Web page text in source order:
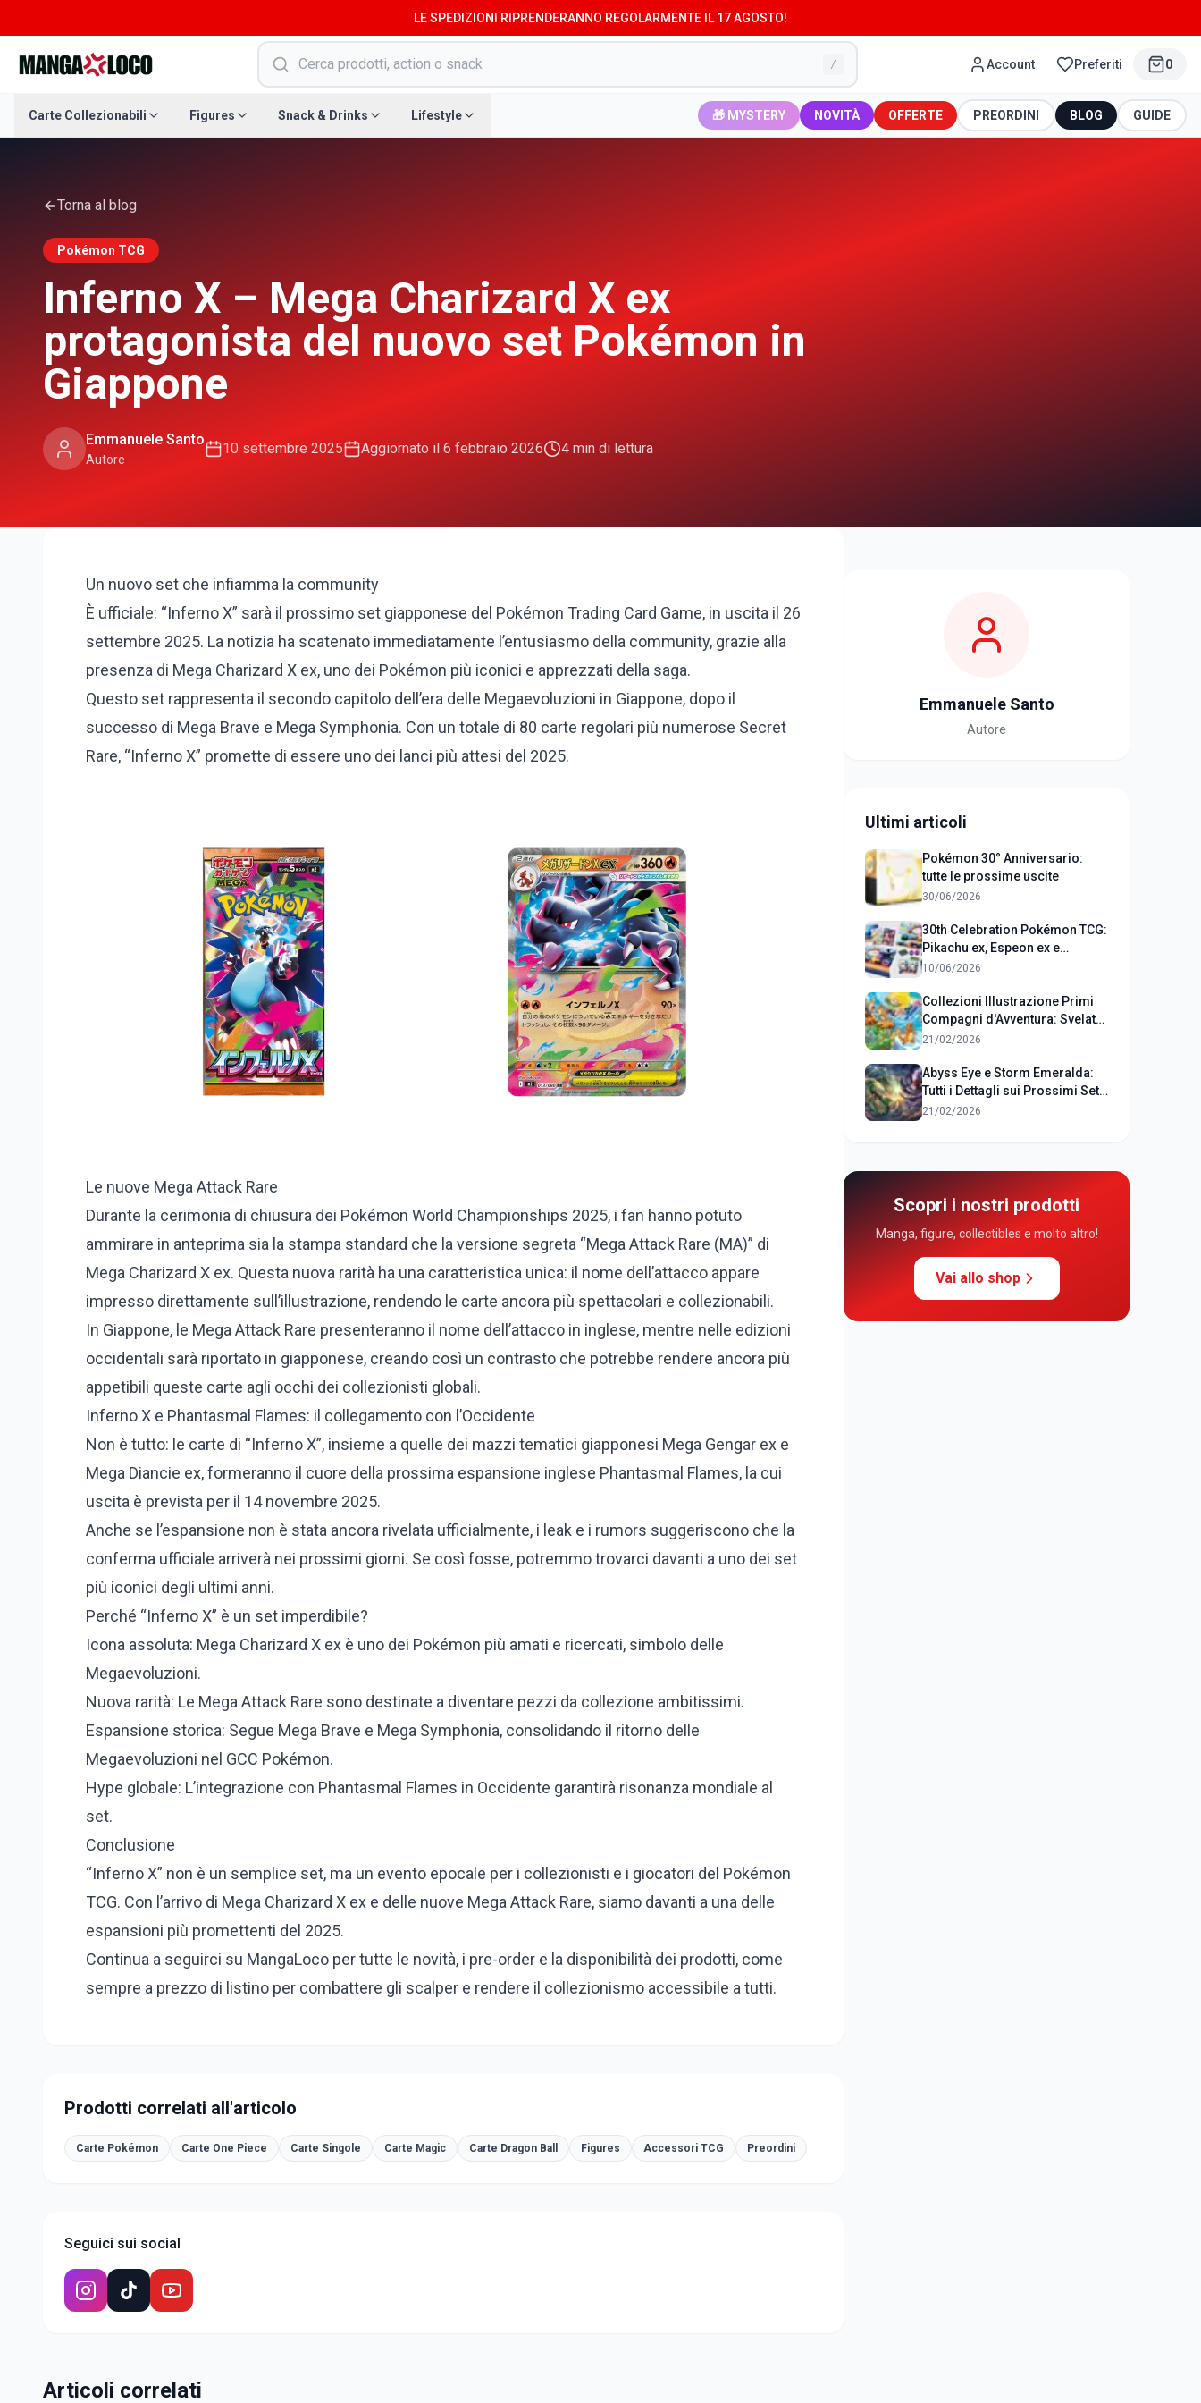
LE SPEDIZIONI RIPRENDERANNO REGOLARMENTE IL 17 AGOSTO!
/ Account Preferiti 0
Carte Collezionabili Figures Snack & Drinks Lifestyle 🎁 MYSTERY NOVITÀ OFFERTE PREORDINI BLOG GUIDE
Torna al blog
Pokémon TCG
Inferno X – Mega Charizard X ex
protagonista del nuovo set Pokémon in
Giappone
Emmanuele Santo
Autore
10 settembre 2025 Aggiornato il 6 febbraio 2026 4 min di lettura
Un nuovo set che infiamma la community
È ufficiale: “Inferno X” sarà il prossimo set giapponese del Pokémon Trading Card Game, in uscita il 26
settembre 2025. La notizia ha scatenato immediatamente l’entusiasmo della community, grazie alla
presenza di Mega Charizard X ex, uno dei Pokémon più iconici e apprezzati della saga.
Questo set rappresenta il secondo capitolo dell’era delle Megaevoluzioni in Giappone, dopo il
successo di Mega Brave e Mega Symphonia. Con un totale di 80 carte regolari più numerose Secret
Rare, “Inferno X” promette di essere uno dei lanci più attesi del 2025.
Le nuove Mega Attack Rare
Durante la cerimonia di chiusura dei Pokémon World Championships 2025, i fan hanno potuto
ammirare in anteprima sia la stampa standard che la versione segreta “Mega Attack Rare (MA)” di
Mega Charizard X ex. Questa nuova rarità ha una caratteristica unica: il nome dell’attacco appare
impresso direttamente sull’illustrazione, rendendo le carte ancora più spettacolari e collezionabili.
In Giappone, le Mega Attack Rare presenteranno il nome dell’attacco in inglese, mentre nelle edizioni
occidentali sarà riportato in giapponese, creando così un contrasto che potrebbe rendere ancora più
appetibili queste carte agli occhi dei collezionisti globali.
Inferno X e Phantasmal Flames: il collegamento con l’Occidente
Non è tutto: le carte di “Inferno X”, insieme a quelle dei mazzi tematici giapponesi Mega Gengar ex e
Mega Diancie ex, formeranno il cuore della prossima espansione inglese Phantasmal Flames, la cui
uscita è prevista per il 14 novembre 2025.
Anche se l’espansione non è stata ancora rivelata ufficialmente, i leak e i rumors suggeriscono che la
conferma ufficiale arriverà nei prossimi giorni. Se così fosse, potremmo trovarci davanti a uno dei set
più iconici degli ultimi anni.
Perché “Inferno X” è un set imperdibile?
Icona assoluta: Mega Charizard X ex è uno dei Pokémon più amati e ricercati, simbolo delle
Megaevoluzioni.
Nuova rarità: Le Mega Attack Rare sono destinate a diventare pezzi da collezione ambitissimi.
Espansione storica: Segue Mega Brave e Mega Symphonia, consolidando il ritorno delle
Megaevoluzioni nel GCC Pokémon.
Hype globale: L’integrazione con Phantasmal Flames in Occidente garantirà risonanza mondiale al
set.
Conclusione
“Inferno X” non è un semplice set, ma un evento epocale per i collezionisti e i giocatori del Pokémon
TCG. Con l’arrivo di Mega Charizard X ex e delle nuove Mega Attack Rare, siamo davanti a una delle
espansioni più promettenti del 2025.
Continua a seguirci su MangaLoco per tutte le novità, i pre-order e la disponibilità dei prodotti, come
sempre a prezzo di listino per combattere gli scalper e rendere il collezionismo accessibile a tutti.
Prodotti correlati all'articolo
Carte Pokémon Carte One Piece Carte Singole Carte Magic Carte Dragon Ball Figures Accessori TCG Preordini
Seguici sui social
Articoli correlati
Emmanuele Santo
Autore
Ultimi articoli
Pokémon 30° Anniversario:
tutte le prossime uscite
30/06/2026
30th Celebration Pokémon TCG:
Pikachu ex, Espeon ex e
Umbreon ex in Arrivo!
10/06/2026
Collezioni Illustrazione Primi
Compagni d'Avventura: Svelate
le Promo della Serie 1
21/02/2026
Abyss Eye e Storm Emeralda:
Tutti i Dettagli sui Prossimi Set
Pokémon TCG
21/02/2026
Scopri i nostri prodotti
Manga, figure, collectibles e molto altro!
Vai allo shop